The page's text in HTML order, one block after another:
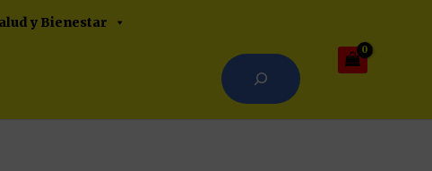
y Bienestar
Cuando hay resultados